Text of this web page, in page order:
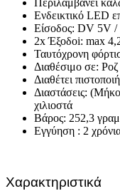
Ενδεικτικό LED
Είσοδος: DV 5V
2x Έξοδοi: max
Ταυτόχρονη
Διαθέσιμο σε: Ροζ
Διαθέτει
Διαστάσεις:
χιλιοστά
Βάρος: 252,3
Εγγύηση : 2
Χαρακτηριστικά